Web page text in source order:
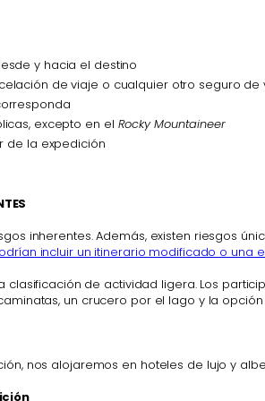
y hacia el destino
de viaje o cualquier otro seguro de
excepto en el Rocky Mountaineer
de la expedición
inherentes. Además, existen riesgos
incluir un itinerario modificado o una
clasificación de actividad ligera. Los
un crucero por el lago y la
nos alojaremos en hoteles de lujo y